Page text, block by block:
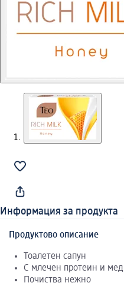
Информация за продукта
Продуктово описание
Тоалетен сапун
С млечен протеин и мед
Почиства нежно